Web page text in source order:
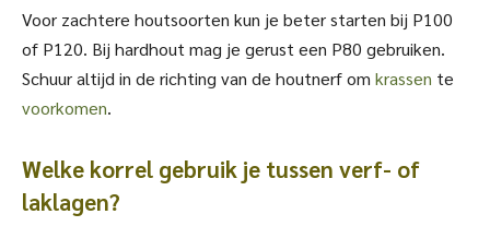
Voor zachtere houtsoorten kun je beter starten bij P100
of P120. Bij hardhout mag je gerust een P80 gebruiken.
Schuur altijd in de richting van de houtnerf om krassen te
voorkomen.
Welke korrel gebruik je tussen verf- of
laklagen?